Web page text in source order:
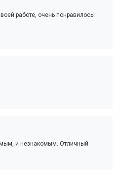
работе, очень понравилось!
и незнакомым. Отличный